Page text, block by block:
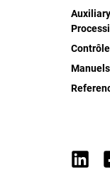
Manuels